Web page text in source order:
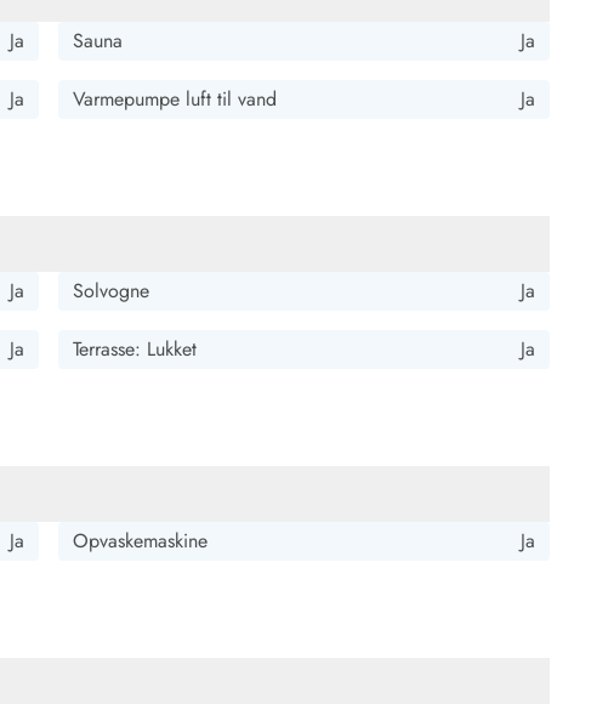
Kontakt Hvide SandeBaglandet
Ja Sauna Ja
Ja Varmepumpe luft til vand Ja
Ja Solvogne Ja
Ja Terrasse: Lukket Ja
Ja Opvaskemaskine Ja